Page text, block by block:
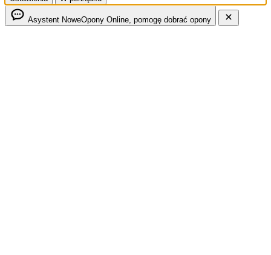
Asystent NoweOpony Online, pomogę dobrać opony